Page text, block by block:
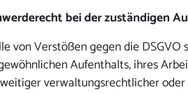
bei der zuständigen
von Verstößen gegen die
Aufenthalts, ihres
verwaltungsrechtlicher